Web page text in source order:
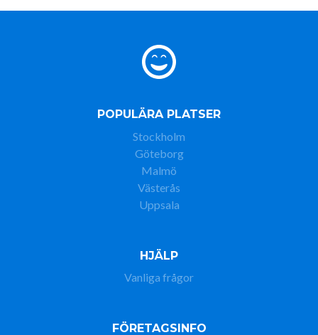
POPULÄRA PLATSER
Stockholm
Göteborg
Malmö
Västerås
Uppsala
HJÄLP
Vanliga frågor
FÖRETAGSINFO